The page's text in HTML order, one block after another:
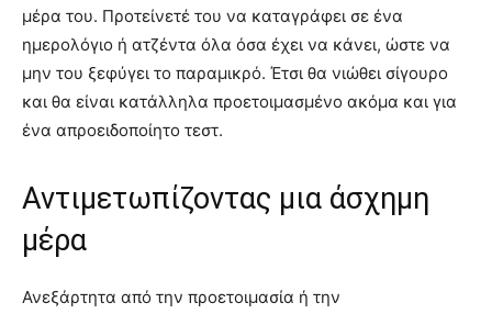
μέρα του. Προτείνετέ του να καταγράφει σε ένα
ημερολόγιο ή ατζέντα όλα όσα έχει να κάνει, ώστε να
μην του ξεφύγει το παραμικρό. Έτσι θα νιώθει σίγουρο
και θα είναι κατάλληλα προετοιμασμένο ακόμα και για
ένα απροειδοποίητο τεστ.
Αντιμετωπίζοντας μια άσχημη
μέρα
Ανεξάρτητα από την προετοιμασία ή την